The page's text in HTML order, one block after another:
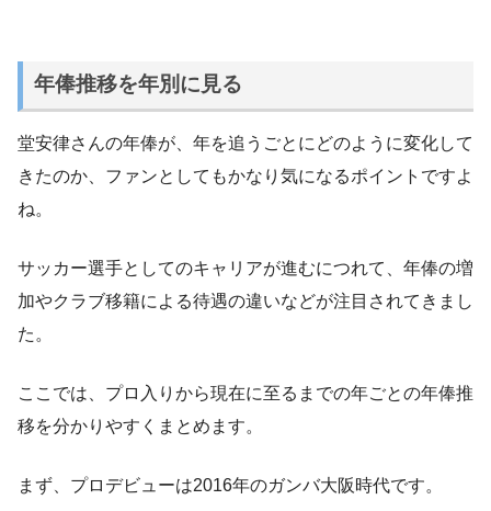
年俸推移を年別に見る
堂安律さんの年俸が、年を追うごとにどのように変化して
きたのか、ファンとしてもかなり気になるポイントですよ
ね。
サッカー選手としてのキャリアが進むにつれて、年俸の増
加やクラブ移籍による待遇の違いなどが注目されてきまし
た。
ここでは、プロ入りから現在に至るまでの年ごとの年俸推
移を分かりやすくまとめます。
まず、プロデビューは2016年のガンバ大阪時代です。